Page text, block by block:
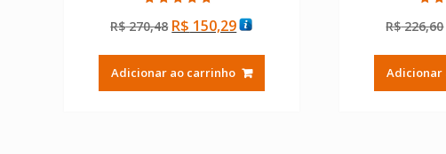
5.00
de 5
R$270,48 O
original
era:
R$ 150,29O
atual
é:
Adicionar ao carrinho
R$226,60
Adicionar